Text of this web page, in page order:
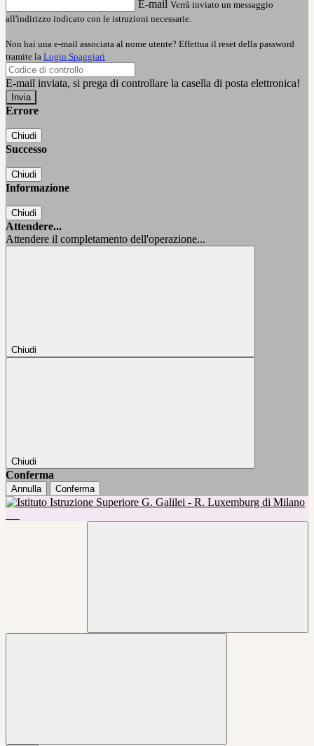
E-mail Verrà inviato un messaggio
all'indirizzo indicato con le istruzioni necessarie.
Non hai una e-mail associata al nome utente? Effettua il reset della password
tramite la Login Spaggiari
E-mail inviata, si prega di controllare la casella di posta elettronica!
Errore
Chiudi
Successo
Chiudi
Informazione
Chiudi
Attendere...
Attendere il completamento dell'operazione...
Chiudi
Chiudi
Conferma
Annulla Conferma